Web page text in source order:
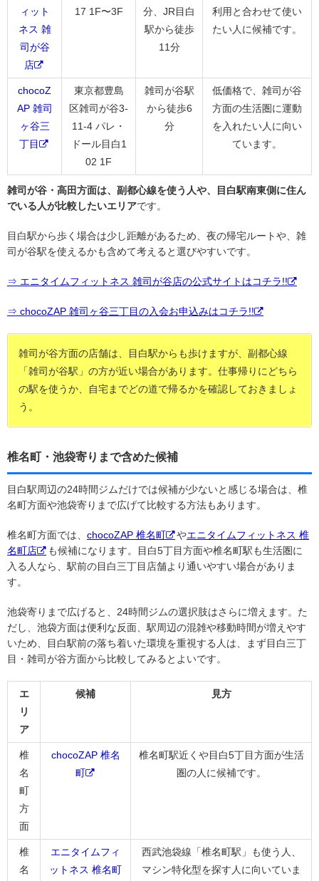
ィット
ネス 雑
司が谷
店
17 1F〜3F
分、JR目白
駅から徒歩
11分
利用と合わせて使い
たい人に候補です。
chocoZ
AP 雑司
ヶ谷三
丁目
東京都豊島
区雑司が谷3-
11-4 パレ・
ドール目白1
02 1F
雑司が谷駅
から徒歩6
分
低価格で、雑司が谷
方面の生活圏に運動
を入れたい人に向い
ています。
雑司が谷・高田方面は、副都心線を使う人や、目白駅南東側に住ん
でいる人が比較したいエリアです。
目白駅から歩く場合は少し距離があるため、夜の帰宅ルートや、雑
司が谷駅を使えるかも含めて考えると選びやすいです。
⇒ エニタイムフィットネス 雑司が谷店の公式サイトはコチラ!!
⇒ chocoZAP 雑司ヶ谷三丁目の入会お申込みはコチラ!!
雑司が谷方面の店舗は、目白駅からも歩けますが、副都心線
「雑司が谷駅」の方が近い場合があります。仕事帰りにどちら
の駅を使うか、自宅までどの道で帰るかを確認しておきましょ
う。
椎名町・池袋寄りまで含めた候補
目白駅周辺の24時間ジムだけでは候補が少ないと感じる場合は、椎
名町方面や池袋寄りまで広げて比較する方法もあります。
椎名町方面では、 chocoZAP 椎名町 やエニタイムフィットネス 椎
名町店
も候補になります。目白5丁目方面や椎名町駅も生活圏に
入る人なら、駅前の目白三丁目店舗より通いやすい場合がありま
す。
池袋寄りまで広げると、24時間ジムの選択肢はさらに増えます。た
だし、池袋方面は便利な反面、駅周辺の混雑や移動時間が増えやす
いため、目白駅前の落ち着いた環境を重視する人は、まず目白三丁
目・雑司が谷方面から比較してみるとよいです。
エ
リ
ア
候補 見方
椎
名
町
方
面
chocoZAP 椎名
町
椎名町駅近くや目白5丁目方面が生活
圏の人に候補です。
椎
名
エニタイムフィ
ットネス 椎名町
西武池袋線「椎名町駅」も使う人、
マシン特化型を探す人に向いていま